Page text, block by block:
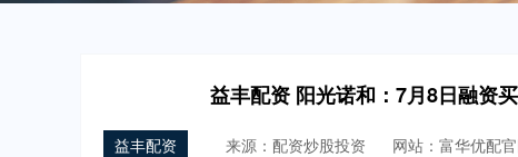
益丰配资 阳光诺和：7月8日融资
益丰配资 来源：配资炒股投资 网站：富华优配